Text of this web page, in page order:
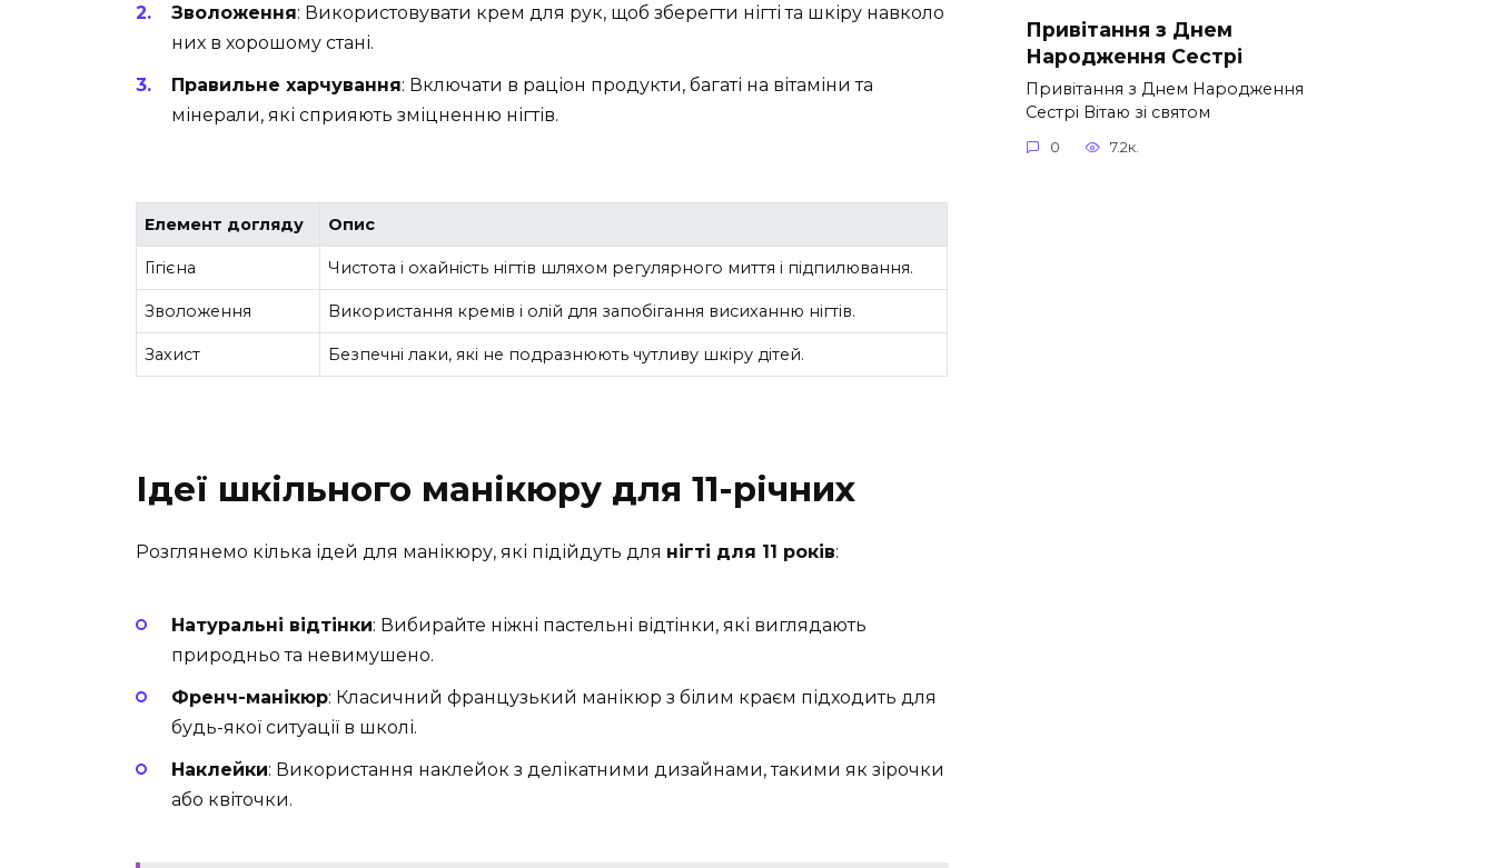
Зволоження: Використовувати крем для рук, щоб зберегти нігті та шкіру навколо
них в хорошому стані.
Правильне харчування: Включати в раціон продукти, багаті на вітаміни та
мінерали, які сприяють зміцненню нігтів.
Елемент догляду Опис
Гігієна Чистота і охайність нігтів шляхом регулярного миття і підпилювання.
Зволоження Використання кремів і олій для запобігання висиханню нігтів.
Захист Безпечні лаки, які не подразнюють чутливу шкіру дітей.
Ідеї шкільного манікюру для 11-річних
Розглянемо кілька ідей для манікюру, які підійдуть для нігті для 11 років:
Натуральні відтінки: Вибирайте ніжні пастельні відтінки, які виглядають
природньо та невимушено.
Френч-манікюр: Класичний французький манікюр з білим краєм підходить для
будь-якої ситуації в школі.
Наклейки: Використання наклейок з делікатними дизайнами, такими як зірочки
або квіточки.
Привітання з Днем
Народження Сестрі
Привітання з Днем Народження
Сестрі Вітаю зі святом
0 7.2к.